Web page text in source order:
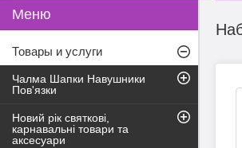
Товары и услуги
Чалма Шапки Навушники
Пов'язки
Новий рік святкові,
карнавальні товари та
аксесуари